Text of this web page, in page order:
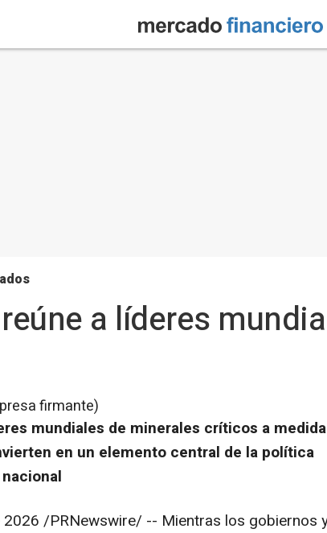
a líderes
firmante)
mundiales de minerales críticos a medida
en un elemento central de la política
2026 /PRNewswire/ -- Mientras los gobiernos